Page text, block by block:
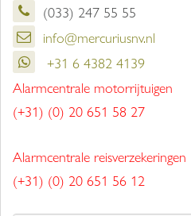
(033) 247 55 55
info@mercuriusnv.nl
+31 6 4382 4139
Alarmcentrale motorrijtuigen
(+31) (0) 20 651 58 27
Alarmcentrale reisverzekeringen
(+31) (0) 20 651 56 12